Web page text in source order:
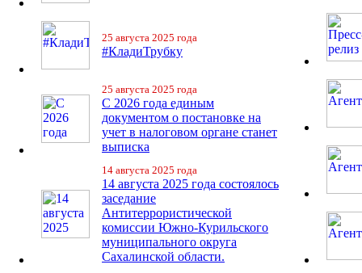
25 августа 2025 года
#КладиТрубку
25 августа 2025 года
С 2026 года единым
документом о постановке на
учет в налоговом органе станет
выписка
14 августа 2025 года
14 августа 2025 года состоялось
заседание
Антитеррористической
комиссии Южно-Курильского
муниципального округа
Сахалинской области.